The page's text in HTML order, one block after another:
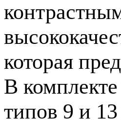
которая
В
типов 9 и